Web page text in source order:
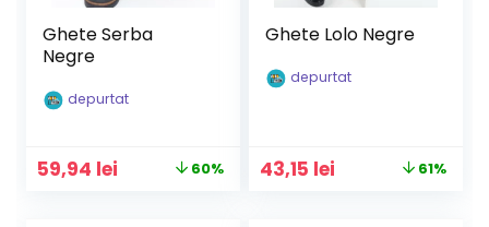
Ghete Serba
Negre
depurtat
Prețul
59,94 lei 60%
Ghete Lolo Negre
depurtat
Prețul
43,15 lei 61%